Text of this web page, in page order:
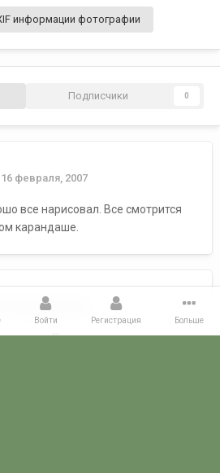
информации фотографии
Подписчики 0
16 февраля, 2007
все нарисовал. Все смотрится
карандаше.
21 февраля, 2007
Пора издавать книжку со
Войти Регистрация Больше